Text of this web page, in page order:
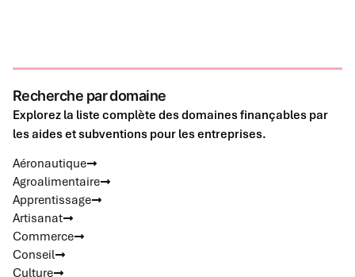
Recherche par domaine
Explorez la liste complète des domaines finançables par
les aides et subventions pour les entreprises.
Aéronautique
Agroalimentaire
Apprentissage
Artisanat
Commerce
Conseil
Culture